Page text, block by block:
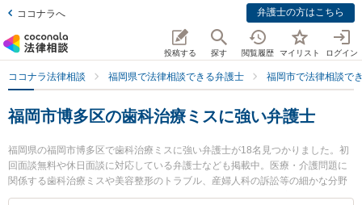
ココナラへ 弁護士の方はこちら
投稿する 探す 閲覧履歴 マイリスト ログイン
ココナラ法律相談 福岡県で法律相談できる弁護士 福岡市で法律相談で
福岡市博多区の歯科治療ミスに強い弁護士
福岡県の福岡市博多区で歯科治療ミスに強い弁護士が18名見つかりました。初
回面談無料や休日面談に対応している弁護士なども掲載中。医療・介護問題に
関係する歯科治療ミスや美容整形のトラブル、産婦人科の訴訟等の細かな分野
での絞り込み検索もでき便利です。特に浜田法律事務所の浜田 宏弁護士やかし